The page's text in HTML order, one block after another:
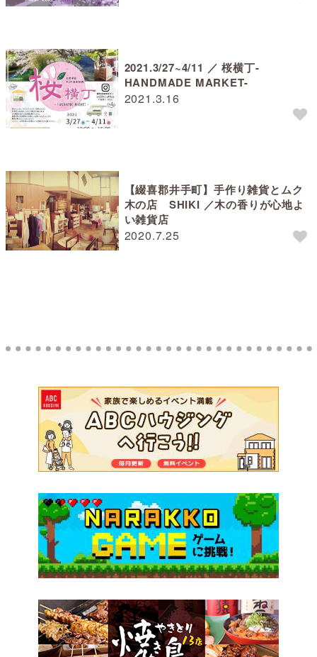
2021.3.16
2021.3/27~4/11 ／ 桜横丁-
HANDMADE MARKET-
2020.7.25
【綴喜郡井手町】手作り雑貨とムク
木の店 SHIKI ／木の香りが心地よ
い雑貨店